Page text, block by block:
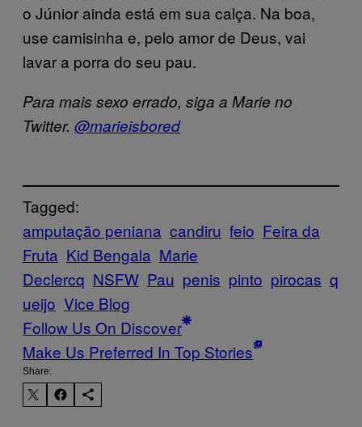
o Júnior ainda está em sua calça. Na boa,
use camisinha e, pelo amor de Deus, vai
lavar a porra do seu pau.
Para mais sexo errado, siga a Marie no
Twitter. @marieisbored
Tagged:
amputação peniana candiru feio Feira da
Fruta Kid Bengala Marie
Declercq NSFW Pau penis pinto pirocas q
ueijo Vice Blog
Follow Us On Discover
Make Us Preferred In Top Stories
Share: